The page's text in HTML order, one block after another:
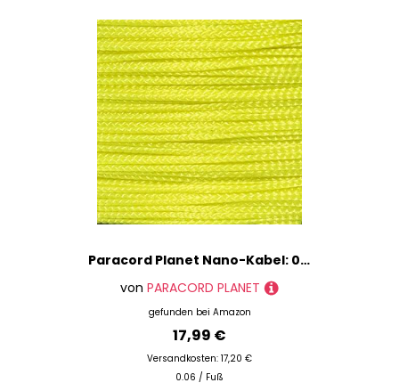
Paracord Planet Nano-Kabel: 0,75 mm Durchmesser, 300 Fuß Spule aus geflochtenem Kabel
von PARACORD PLANET
gefunden bei Amazon
17,99 €
Versandkosten: 17,20 €
0.06 / Fuß